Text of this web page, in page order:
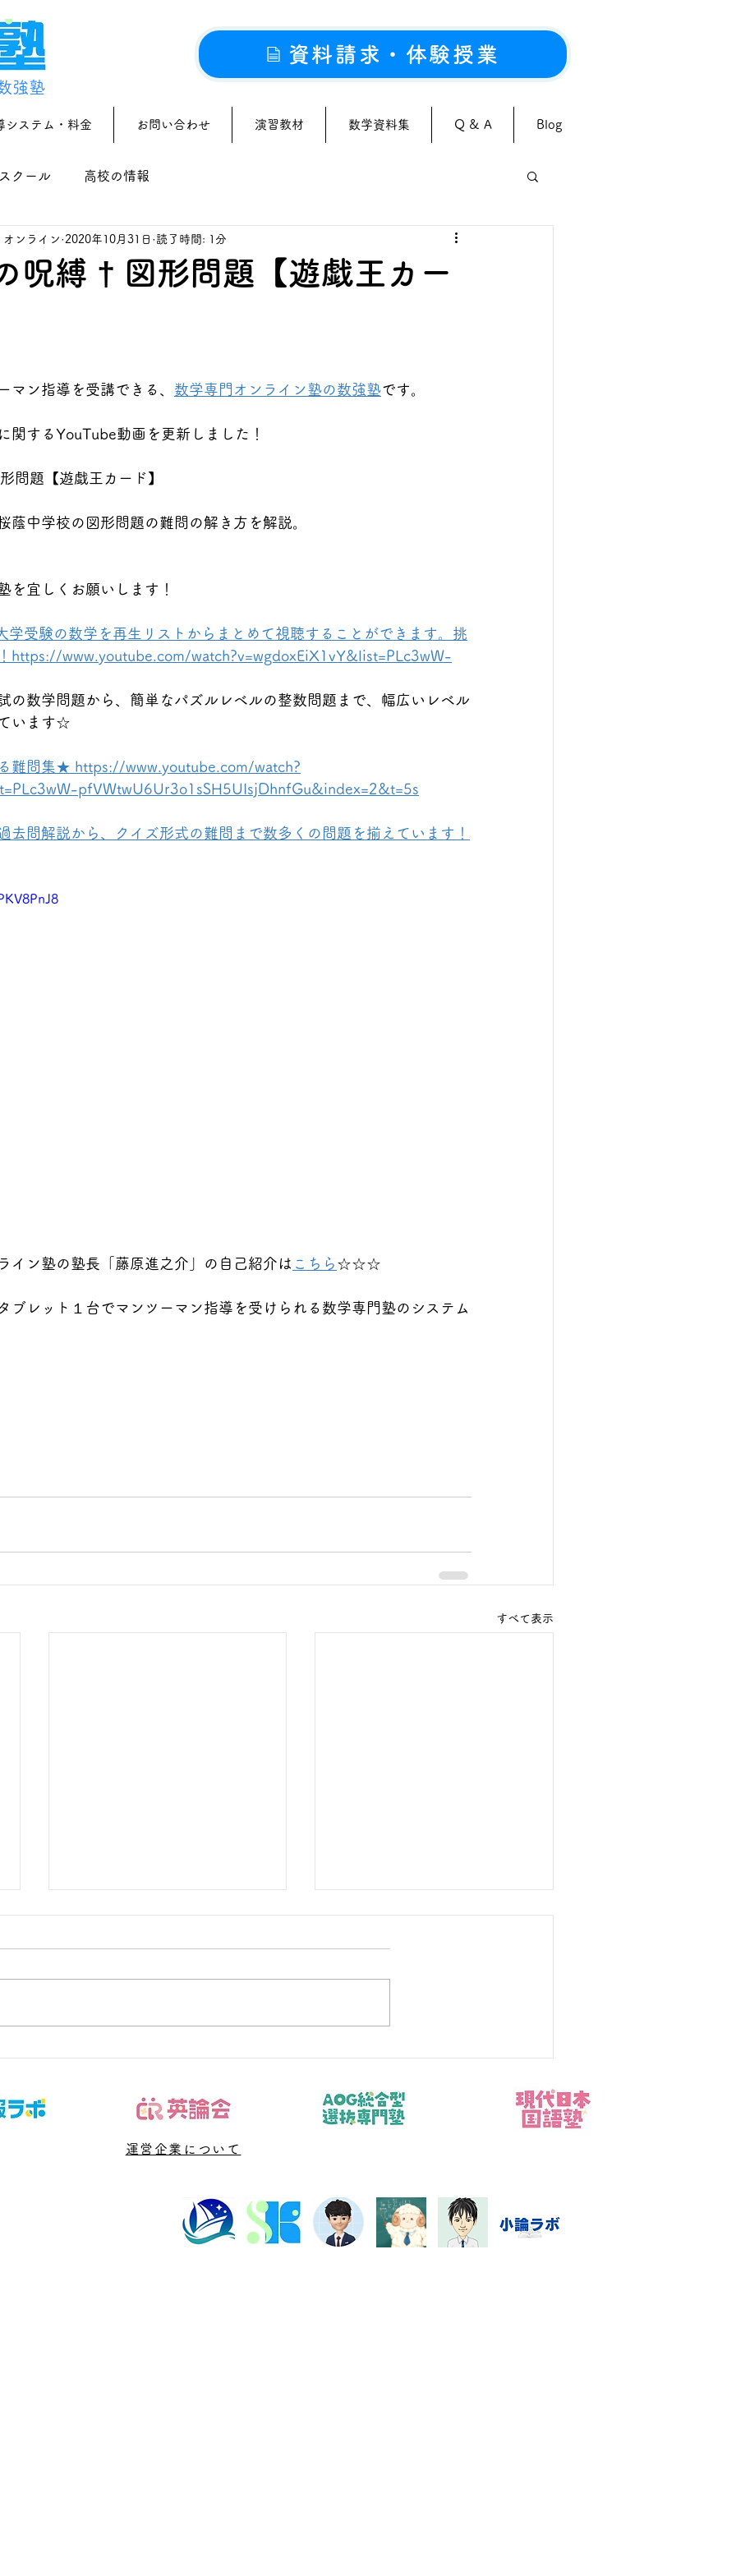
強塾
資料請求・体験授業
システム・料金 お問い合わせ 演習教材 数学資料集 Q & A Blog
クール 高校の情報
呪縛 † 図形問題【遊戯王カー
ンライン 2020年10月31日 読了時間: 1分
マン指導を受講できる、 数学専門オンライン塾の数強塾です。
するYouTube動画を更新しました！
問題【遊戯王カード】
蔭中学校の図形問題の難問の解き方を解説。
を宜しくお願いします！
受験の数学を再生リストからまとめて視聴することができます。挑
https://www.youtube.com/watch?v=wgdoxEiX1vY&list=PLc3wW-
の数学問題から、簡単なパズルレベルの整数問題まで、幅広いレベル
います☆
難問集★ https://www.youtube.com/watch?
pfVWtwU6Ur3o1sSH5UIsjDhnfGu&index=2&t=5s
去問解説から、クイズ形式の難問まで数多くの問題を揃えています！
ン塾の塾長「藤原進之介」の自己紹介は こちら ☆☆☆
レット１台でマンツーマン指導を受けられる数学専門塾のシステム
すべて表示
夏休みの反抗期、どう乗り越
の向き合い方
クーラー病（冷房病）とは？
原因と今日からできる対策8
選
運営企業について